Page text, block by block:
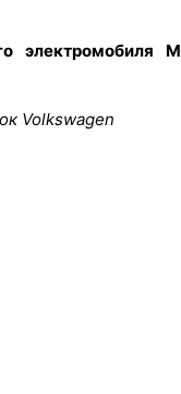
электромобиля M
Volkswagen